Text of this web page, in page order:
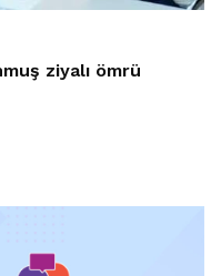
ziyalı ömrü